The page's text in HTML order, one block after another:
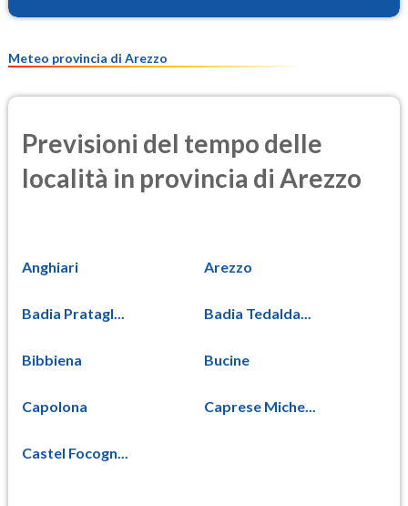
Meteo provincia di Arezzo
Previsioni del tempo delle
località in provincia di Arezzo
Anghiari Arezzo
Badia Pratagl... Badia Tedalda...
Bibbiena Bucine
Capolona Caprese Miche...
Castel Focogn...